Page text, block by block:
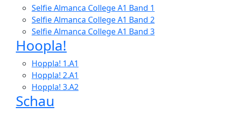
Selfie Almanca College A1 Band 1
Selfie Almanca College A1 Band 2
Selfie Almanca College A1 Band 3
Hoopla!
Hoppla! 1.A1
Hoppla! 2.A1
Hoppla! 3.A2
Schau